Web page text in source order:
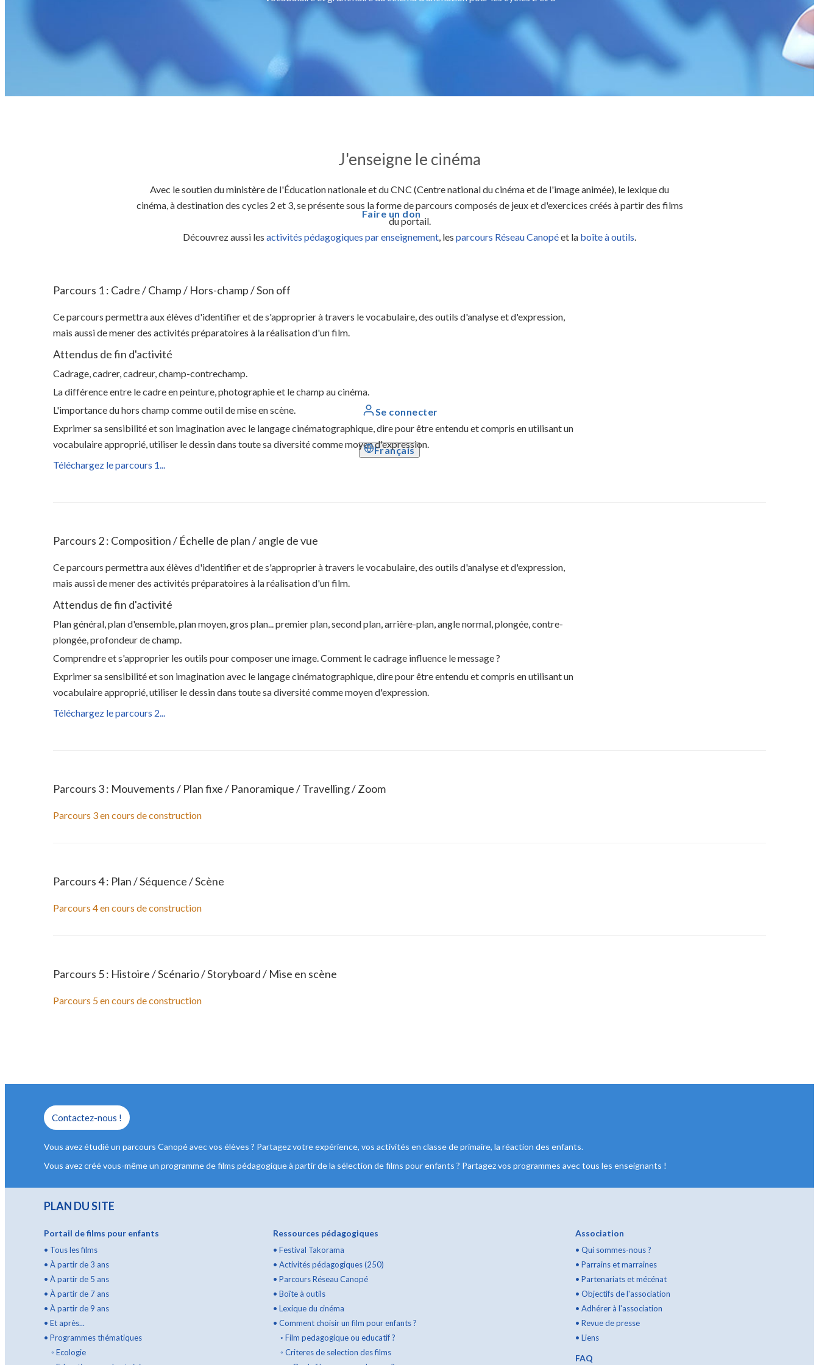
Faire un don
Se connecter
Français
J'enseigne le cinéma
Avec le soutien du ministère de l'Éducation nationale et du CNC (Centre national du cinéma et de l'image animée), le lexique du
cinéma, à destination des cycles 2 et 3, se présente sous la forme de parcours composés de jeux et d'exercices créés à partir des films
du portail.
Découvrez aussi les activités pédagogiques par enseignement , les parcours Réseau Canopéet la boîte à outils
Parcours 1 : Cadre / Champ / Hors-champ / Son off
Ce parcours permettra aux élèves d'identifier et de s'approprier à travers le vocabulaire, des outils d'analyse et d'expression,
mais aussi de mener des activités préparatoires à la réalisation d'un film.
Attendus de fin d'activité
Cadrage, cadrer, cadreur, champ-contrechamp.
La différence entre le cadre en peinture, photographie et le champ au cinéma.
L'importance du hors champ comme outil de mise en scène.
Exprimer sa sensibilité et son imagination avec le langage cinématographique, dire pour être entendu et compris en utilisant un
vocabulaire approprié, utiliser le dessin dans toute sa diversité comme moyen d'expression.
Téléchargez le parcours 1...
Parcours 2 : Composition / Échelle de plan / angle de vue
Ce parcours permettra aux élèves d'identifier et de s'approprier à travers le vocabulaire, des outils d'analyse et d'expression,
mais aussi de mener des activités préparatoires à la réalisation d'un film.
Attendus de fin d'activité
Plan général, plan d'ensemble, plan moyen, gros plan... premier plan, second plan, arrière-plan, angle normal, plongée, contre-
plongée, profondeur de champ.
Comprendre et s'approprier les outils pour composer une image. Comment le cadrage influence le message ?
Exprimer sa sensibilité et son imagination avec le langage cinématographique, dire pour être entendu et compris en utilisant un
vocabulaire approprié, utiliser le dessin dans toute sa diversité comme moyen d'expression.
Téléchargez le parcours 2...
Parcours 3 : Mouvements / Plan fixe / Panoramique / Travelling / Zoom
Parcours 3 en cours de construction
Parcours 4 : Plan / Séquence / Scène
Parcours 4 en cours de construction
Parcours 5 : Histoire / Scénario / Storyboard / Mise en scène
Parcours 5 en cours de construction
Contactez-nous !
Vous avez étudié un parcours Canopé avec vos élèves ? Partagez votre expérience, vos activités en classe de primaire, la réaction des enfants.
Vous avez créé vous-même un programme de films pédagogique à partir de la sélection de films pour enfants ? Partagez vos programmes avec tous les enseignants !
PLAN DU SITE
Portail de films pour enfants
• Tous les films
• À partir de 3 ans
• À partir de 5 ans
• À partir de 7 ans
• À partir de 9 ans
• Et après...
• Programmes thématiques
◦ Ecologie
Ressources pédagogiques
• Festival Takorama
• Activités pédagogiques (250)
• Parcours Réseau Canopé
• Boîte à outils
• Lexique du cinéma
• Comment choisir un film pour enfants ?
◦ Film pedagogique ou educatif ?
◦ Criteres de selection des films
Association
• Qui sommes-nous ?
• Parrains et marraines
• Partenariats et mécénat
• Objectifs de l'association
• Adhérer à l'association
• Revue de presse
• Liens
FAQ